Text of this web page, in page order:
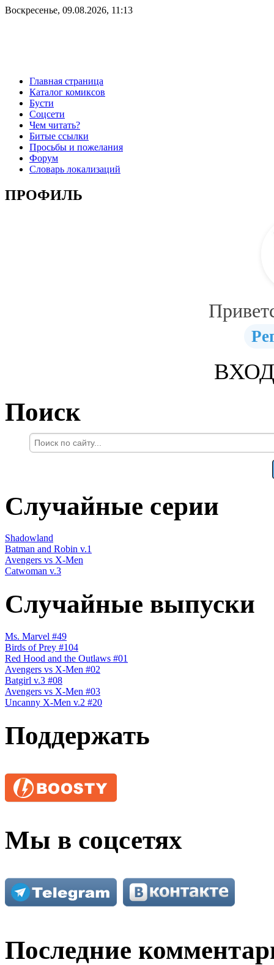
Воскресенье, 09.08.2026, 11:13
Главная страница
Каталог комиксов
Бусти
Соцсети
Чем читать?
Битые ссылки
Просьбы и пожелания
Форум
Словарь локализаций
ПРОФИЛЬ
Поиск
Случайные серии
Shadowland
Batman and Robin v.1
Avengers vs X-Men
Catwoman v.3
Случайные выпуски
Ms. Marvel #49
Birds of Prey #104
Red Hood and the Outlaws #01
Avengers vs X-Men #02
Batgirl v.3 #08
Avengers vs X-Men #03
Uncanny X-Men v.2 #20
Поддержать
Мы в соцсетях
Последние